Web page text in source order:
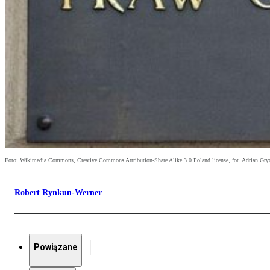
Foto: Wikimedia Commons, Creative Commons Attribution-Share Alike 3.0 Poland license, fot. Adrian
Robert Rynkun-Werner
Powiązane